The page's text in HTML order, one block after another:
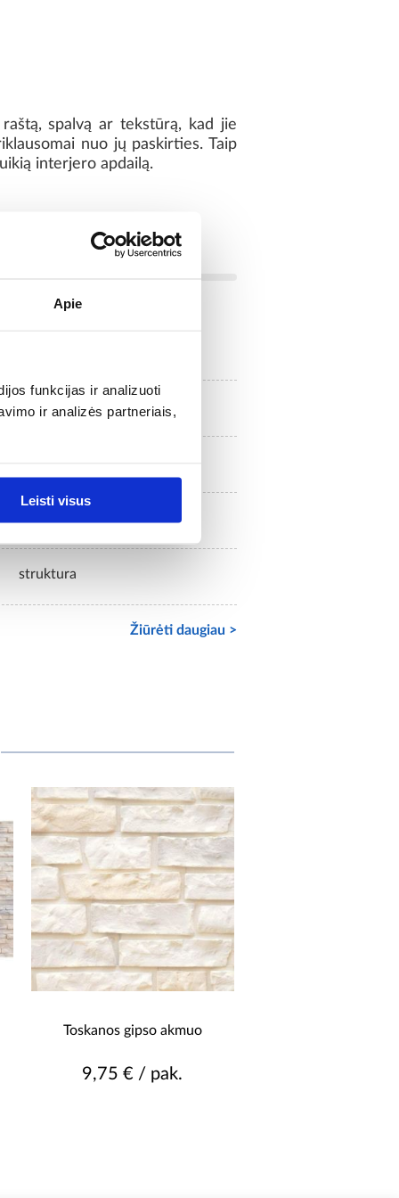
Apie
funkcijas ir analizuoti
ir analizės partneriais,
Leisti visus
spalvą ar tekstūrą, kad jie
nuo jų paskirties. Taip
interjero apdailą.
netaikoma
struktura
Žiūrėti daugiau >
Toskanos gipso akmuo
9,75 € / pak.